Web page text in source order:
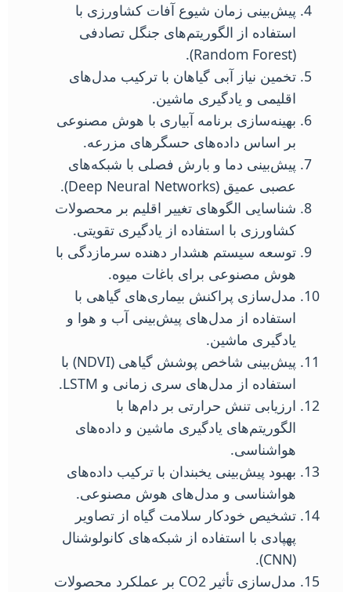
پیش‌بینی زمان شیوع آفات کشاورزی با
استفاده از الگوریتم‌های جنگل تصادفی
(Random Forest).
تخمین نیاز آبی گیاهان با ترکیب مدل‌های
اقلیمی و یادگیری ماشین.
بهینه‌سازی برنامه آبیاری با هوش مصنوعی
بر اساس داده‌های حسگرهای مزرعه.
پیش‌بینی دما و بارش فصلی با شبکه‌های
عصبی عمیق (Deep Neural Networks).
شناسایی الگوهای تغییر اقلیم بر محصولات
کشاورزی با استفاده از یادگیری تقویتی.
توسعه سیستم هشدار دهنده سرمازدگی با
هوش مصنوعی برای باغات میوه.
مدل‌سازی پراکنش بیماری‌های گیاهی با
استفاده از مدل‌های پیش‌بینی آب و هوا و
یادگیری ماشین.
پیش‌بینی شاخص پوشش گیاهی (NDVI) با
استفاده از مدل‌های سری زمانی و LSTM.
ارزیابی تنش حرارتی بر دام‌ها با
الگوریتم‌های یادگیری ماشین و داده‌های
هواشناسی.
بهبود پیش‌بینی یخبندان با ترکیب داده‌های
هواشناسی و مدل‌های هوش مصنوعی.
تشخیص خودکار سلامت گیاه از تصاویر
پهپادی با استفاده از شبکه‌های کانولوشنال
(CNN).
مدل‌سازی تأثیر CO2 بر عملکرد محصولات